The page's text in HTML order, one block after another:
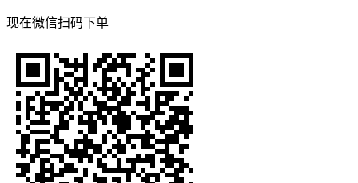
现在微信扫码下单